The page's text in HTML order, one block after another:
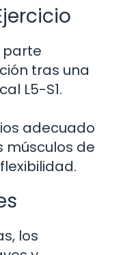
parte
tras una
L5-S1.
adecuado
músculos de
los